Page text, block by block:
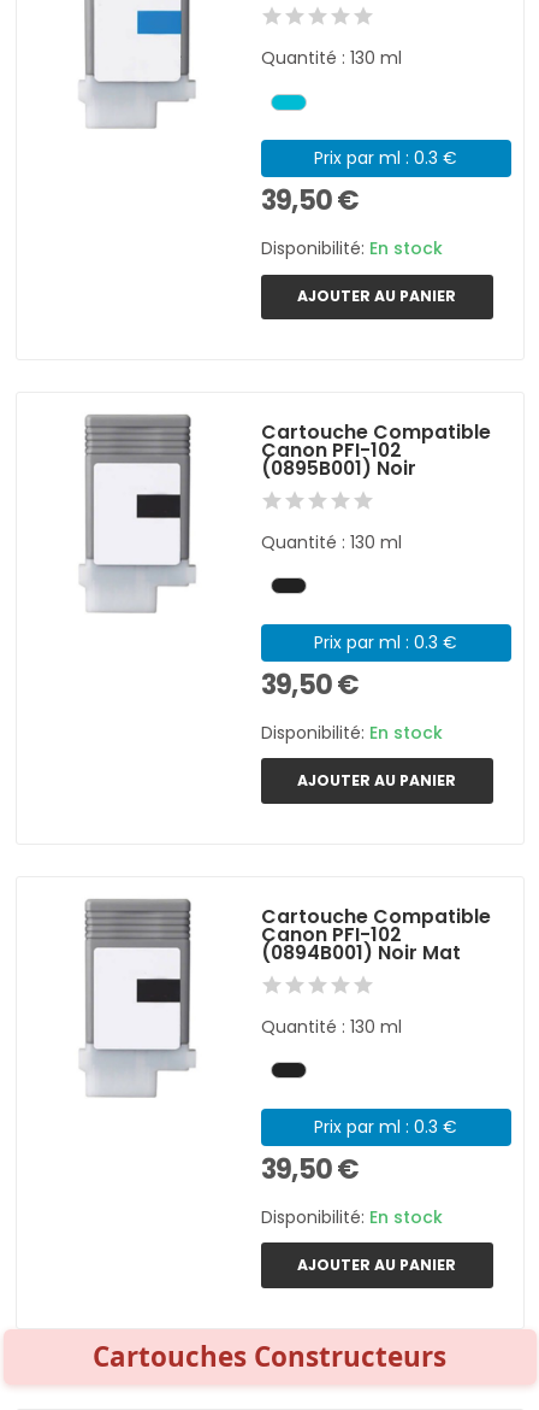
Quantité : 130 ml
Prix par ml : 0.3 €
39,50 €
Disponibilité: En stock
AJOUTER AU PANIER
Cartouche Compatible
Canon PFI-102
(0895B001) Noir
Quantité : 130 ml
Prix par ml : 0.3 €
39,50 €
Disponibilité: En stock
AJOUTER AU PANIER
Cartouche Compatible
Canon PFI-102
(0894B001) Noir Mat
Quantité : 130 ml
Prix par ml : 0.3 €
39,50 €
Disponibilité: En stock
AJOUTER AU PANIER
Cartouches Constructeurs